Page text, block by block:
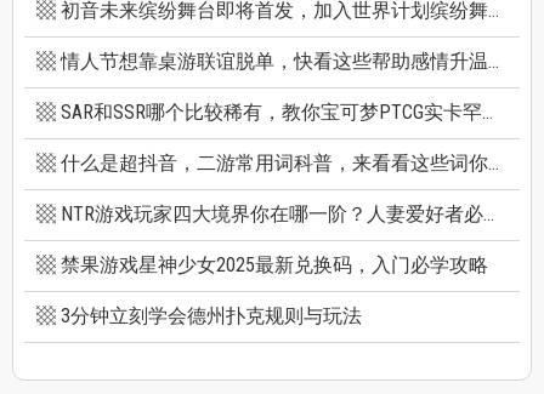
初音未来缤纷舞台即将首发，加入世界计划缤纷舞台前你必须知道的八件事
情人节想靠桌游联谊脱单，快看这些帮助感情升温的桌游技巧
SAR和SSR哪个比较稀有，教你宝可梦PTCG实卡罕贵度怎么看
什么是超抖音，二游常用词科普，来看看这些词你看得懂多少个
NTR游戏玩家四大境界你在哪一阶？人妻爱好者必看三款精选NTR游戏推荐
禁果游戏星神少女2025最新兑换码，入门必学攻略
3分钟立刻学会德州扑克规则与玩法